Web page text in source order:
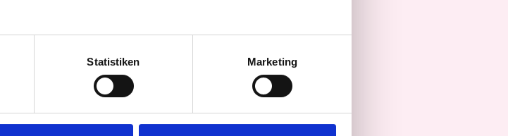
welche bis auf einige Meter genau sein können
Merkmalen (Fingerprinting) identifizieren
verarbeitet werden, und legen Sie Ihre Präferenzen imAbschnitt
Funktionen für soziale Medien anbieten zu können
Statistiken Marketing